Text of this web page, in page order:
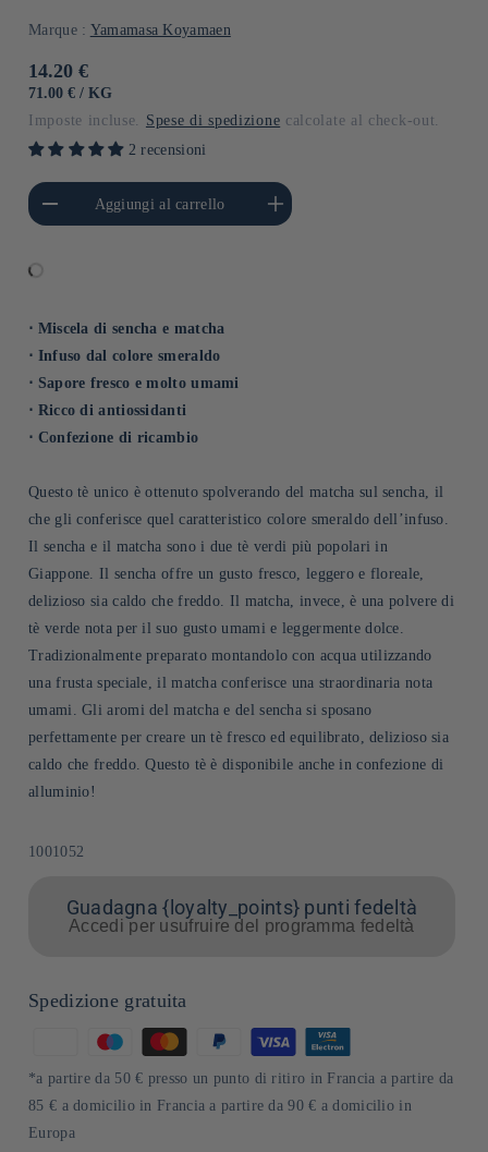
Marque : Yamamasa Koyamaen
Prezzo
di
14.20 €
PREZZO
71.00 € / PER
KG
Imposte incluse. Spese di spedizione calcolate al check-out.
2 recensioni
quantità per Default
Title
Aggiungi al carrello
Aumenta quantità per Default
Title
⋅ Miscela di sencha e matcha
⋅ Infuso dal colore smeraldo
⋅ Sapore fresco e molto umami
⋅ Ricco di antiossidanti
⋅ Confezione di ricambio
Questo tè unico è ottenuto spolverando del matcha sul sencha, il
che gli conferisce quel caratteristico colore smeraldo dell’infuso.
Il sencha e il matcha sono i due tè verdi più popolari in
Giappone. Il sencha offre un gusto fresco, leggero e floreale,
delizioso sia caldo che freddo. Il matcha, invece, è una polvere di
tè verde nota per il suo gusto umami e leggermente dolce.
Tradizionalmente preparato montandolo con acqua utilizzando
una frusta speciale, il matcha conferisce una straordinaria nota
umami. Gli aromi del matcha e del sencha si sposano
perfettamente per creare un tè fresco ed equilibrato, delizioso sia
caldo che freddo. Questo tè è disponibile anche in confezione di
alluminio!
SKU:
1001052
Guadagna {loyalty_points} punti fedeltà
Accedi per usufruire del programma fedeltà
Spedizione gratuita
di
pagamento
*a partire da 50 € presso un punto di ritiro in Francia a partire da
85 € a domicilio in Francia a partire da 90 € a domicilio in
Europa